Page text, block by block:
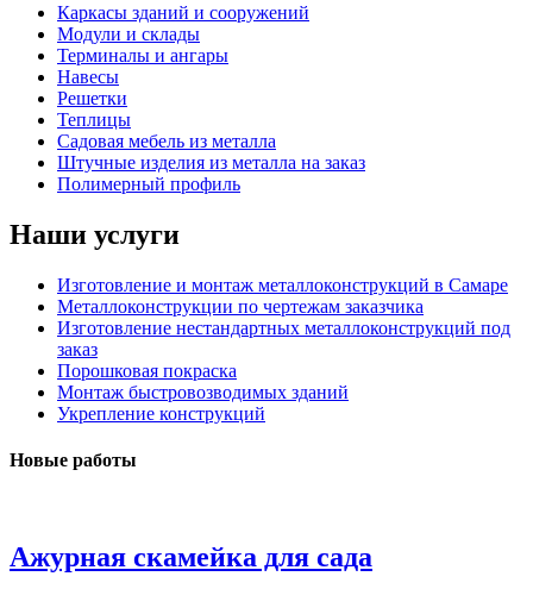
Каркасы зданий и сооружений
Модули и склады
Терминалы и ангары
Навесы
Решетки
Теплицы
Садовая мебель из металла
Штучные изделия из металла на заказ
Полимерный профиль
Наши услуги
Изготовление и монтаж металлоконструкций в Самаре
Металлоконструкции по чертежам заказчика
Изготовление нестандартных металлоконструкций под
заказ
Порошковая покраска
Монтаж быстровозводимых зданий
Укрепление конструкций
Новые работы
Ажурная скамейка для сада